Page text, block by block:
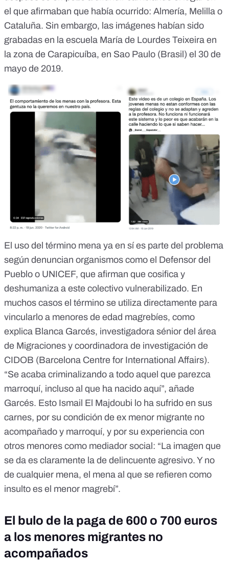
el que afirmaban que había ocurrido: Almería, Melilla o
Cataluña. Sin embargo, las imágenes habían sido
grabadas en la escuela María de Lourdes Teixeira en
la zona de Carapicuíba, en Sao Paulo (Brasil) el 30 de
mayo de 2019.
El uso del término mena ya en sí es parte del problema
según denuncian organismos como el Defensor del
Pueblo o UNICEF, que afirman que cosifica y
deshumaniza a este colectivo vulnerabilizado. En
muchos casos el término se utiliza directamente para
vincularlo a menores de edad magrebíes, como
explica Blanca Garcés, investigadora sénior del área
de Migraciones y coordinadora de investigación de
CIDOB (Barcelona Centre for International Affairs).
“Se acaba criminalizando a todo aquel que parezca
marroquí, incluso al que ha nacido aquí”, añade
Garcés. Esto Ismail El Majdoubi lo ha sufrido en sus
carnes, por su condición de ex menor migrante no
acompañado y marroquí, y por su experiencia con
otros menores como mediador social: “La imagen que
se da es claramente la de delincuente agresivo. Y no
de cualquier mena, el mena al que se refieren como
insulto es el menor magrebí”.
El bulo de la paga de 600 o 700 euros
a los menores migrantes no
acompañados